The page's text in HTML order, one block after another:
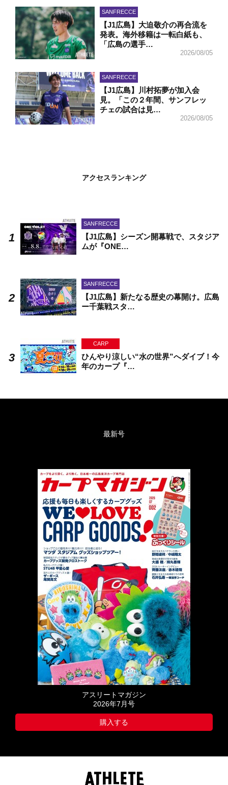
SANFRECCE
【J1広島】大迫敬介の再合流を
発表。海外移籍は一転白紙も、
「広島の選手…
2026/08/05
SANFRECCE
【J1広島】川村拓夢が加入会
見。「この２年間、サンフレッ
チェの試合は見…
2026/08/05
アクセスランキング
SANFRECCE
【J1広島】シーズン開幕戦で、スタジア
ムが『ONE…
SANFRECCE
【J1広島】新たなる歴史の幕開け。広島
ー千葉戦スタ…
CARP
ひんやり涼しい“水の世界”へダイブ！今
年のカープ『…
最新号
アスリートマガジン
2026年7月号
購入する